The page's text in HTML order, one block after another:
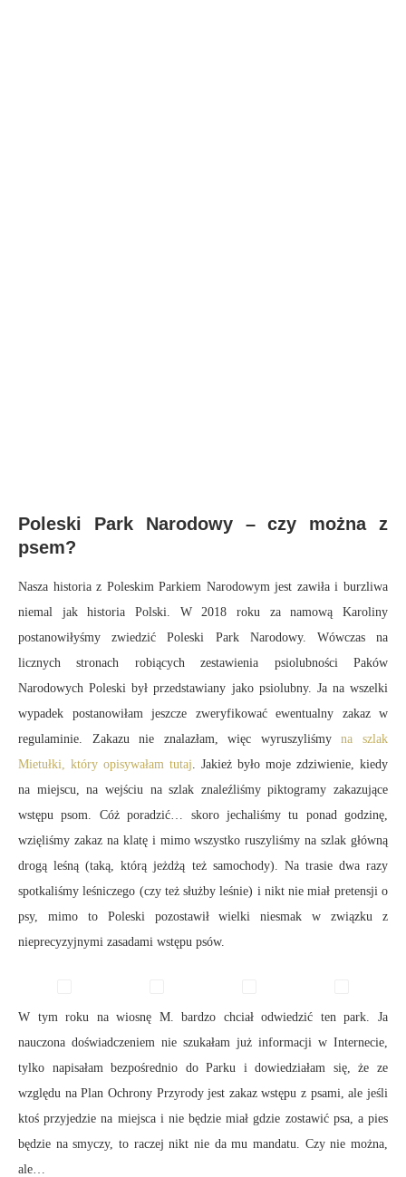
Poleski Park Narodowy – czy można z
psem?
Nasza historia z Poleskim Parkiem Narodowym jest zawiła i burzliwa
niemal jak historia Polski. W 2018 roku za namową Karoliny
postanowiłyśmy zwiedzić Poleski Park Narodowy. Wówczas na
licznych stronach robiących zestawienia psiolubności Paków
Narodowych Poleski był przedstawiany jako psiolubny. Ja na wszelki
wypadek postanowiłam jeszcze zweryfikować ewentualny zakaz w
regulaminie. Zakazu nie znalazłam, więc wyruszyliśmyna szlak
Mietułki, który opisywałam tutaj . Jakież było moje zdziwienie, kiedy
na miejscu, na wejściu na szlak znaleźliśmy piktogramy zakazujące
wstępu psom. Cóż poradzić… skoro jechaliśmy tu ponad godzinę,
wzięliśmy zakaz na klatę i mimo wszystko ruszyliśmy na szlak główną
drogą leśną (taką, którą jeżdżą też samochody). Na trasie dwa razy
spotkaliśmy leśniczego (czy też służby leśnie) i nikt nie miał pretensji o
psy, mimo to Poleski pozostawił wielki niesmak w związku z
nieprecyzyjnymi zasadami wstępu psów.
W tym roku na wiosnę M. bardzo chciał odwiedzić ten park. Ja
nauczona doświadczeniem nie szukałam już informacji w Internecie,
tylko napisałam bezpośrednio do Parku i dowiedziałam się, że ze
względu na Plan Ochrony Przyrody jest zakaz wstępu z psami, ale jeśli
ktoś przyjedzie na miejsca i nie będzie miał gdzie zostawić psa, a pies
będzie na smyczy, to raczej nikt nie da mu mandatu. Czy nie można,
ale…